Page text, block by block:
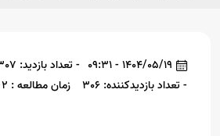
1404/05/19 - 09:31
- تعداد بازدید: 307
- تعداد بازدیدکننده: 306
زمان مطالعه : 2 دقیقه